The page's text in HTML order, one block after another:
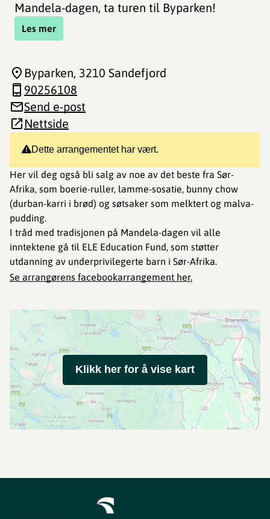
Mandela-dagen, ta turen til Byparken!
Les mer
Dette arrangementet har vært.
Her vil deg også bli salg av noe av det beste fra Sør-
Afrika, som boerie-ruller, lamme-sosatie, bunny chow
(durban-karri i brød) og søtsaker som melktert og malva-
pudding.
I tråd med tradisjonen på Mandela-dagen vil alle
inntektene gå til ELE Education Fund, som støtter
utdanning av underprivilegerte barn i Sør-Afrika.
Se arrangørens facebookarrangement her.
Byparken, 3210 Sandefjord
90256108
Send e-post
Nettside
Klikk her for å vise kart